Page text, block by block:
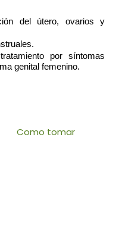
del útero, ovarios y
por síntomas
genital femenino.
Como tomar